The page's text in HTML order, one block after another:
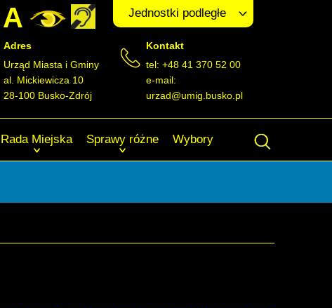
A Jednostki podległe
Adres
Urząd Miasta i Gminy
al. Mickiewicza 10
28-100 Busko-Zdrój
Kontakt
tel: +48 41 370 52 00
e-mail:
urzad@umig.busko.pl
Rada Miejska Sprawy różne Wybory